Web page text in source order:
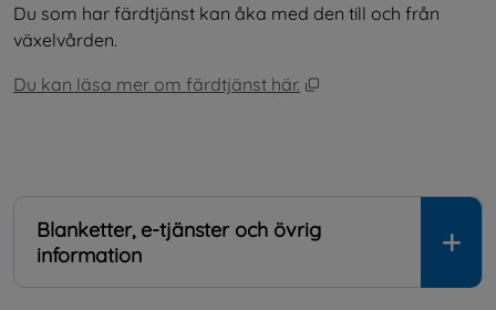
Du som har färdtjänst kan åka med den till och från
växelvården.
Du kan läsa mer om färdtjänst här.
Blanketter, e-tjänster och övrig
information